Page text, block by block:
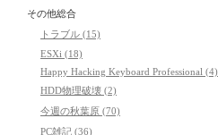
その他総合
トラブル (15)
ESXi (18)
Happy Hacking Keyboard Professional (4)
HDD物理破壊 (2)
今週の秋葉原 (70)
PC雑記 (36)